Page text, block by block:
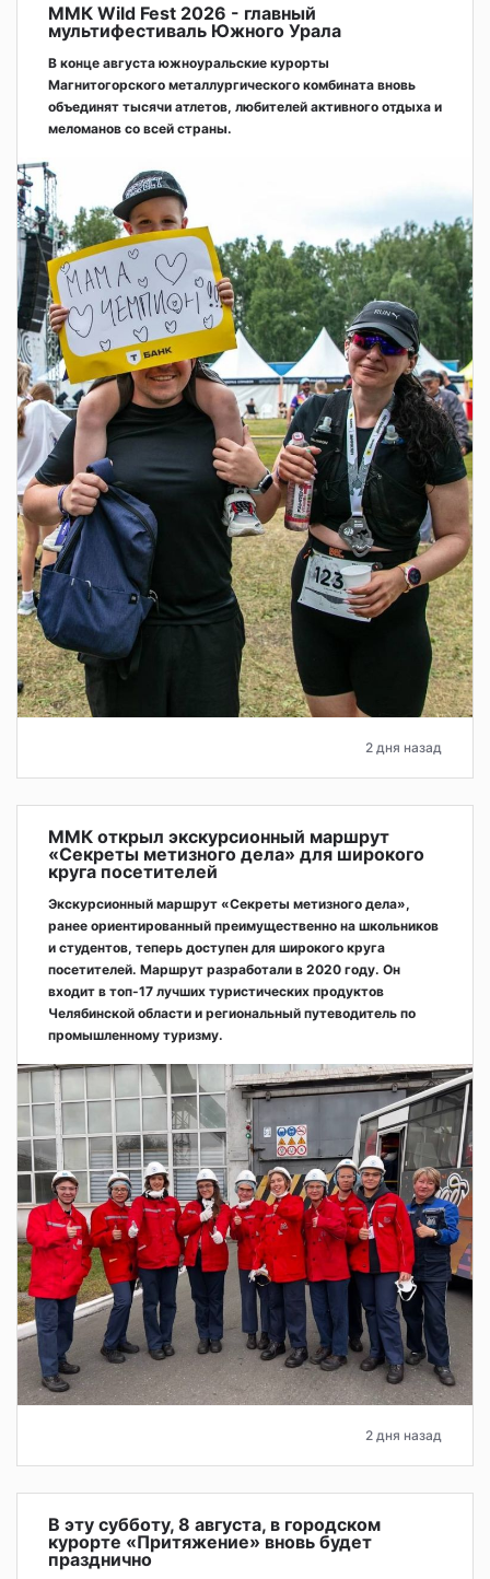
ММК Wild Fest 2026 - главный
мультифестиваль Южного Урала
В конце августа южноуральские курорты
Магнитогорского металлургического комбината вновь
объединят тысячи атлетов, любителей активного отдыха и
меломанов со всей страны.
2 дня назад
ММК открыл экскурсионный маршрут
«Секреты метизного дела» для широкого
круга посетителей
Экскурсионный маршрут «Секреты метизного дела»,
ранее ориентированный преимущественно на школьников
и студентов, теперь доступен для широкого круга
посетителей. Маршрут разработали в 2020 году. Он
входит в топ-17 лучших туристических продуктов
Челябинской области и региональный путеводитель по
промышленному туризму.
2 дня назад
В эту субботу, 8 августа, в городском
курорте «Притяжение» вновь будет
празднично